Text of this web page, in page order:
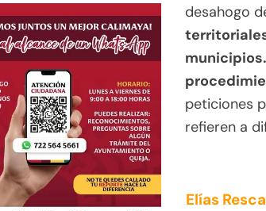
desahogo
municipios.
peticiones
refieren a
Elías